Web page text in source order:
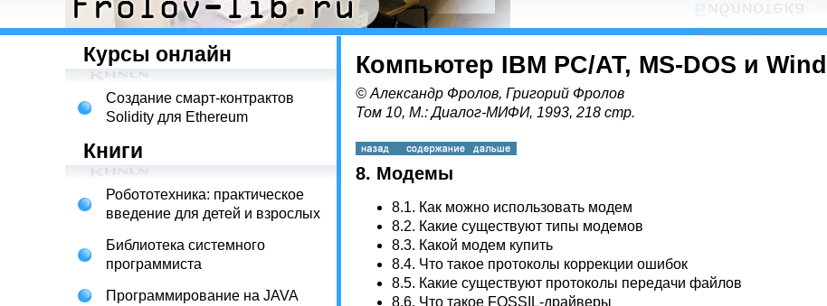
Курсы онлайн
Создание смарт-контрактов
Solidity для Ethereum
Книги
Робототехника: практическое
введение для детей и взрослых
Библиотека системного
программиста
Программирование на JAVA
Компьютер IBM PC/AT, MS-DOS и
© Александр Фролов, Григорий Фролов
Том 10, М.: Диалог-МИФИ, 1993, 218 стр.
8. Модемы
8.1. Как можно использовать модем
8.2. Какие существуют типы модемов
8.3. Какой модем купить
8.4. Что такое протоколы коррекции ошибок
8.5. Какие существуют протоколы передачи файлов
8.6. Что такое FOSSIL-драйверы